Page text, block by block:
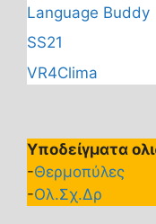
Language Buddy
SS21
VR4Clima
Υποδείγματα
-Θερμοπύλες
-Ολ.Σχ.Δρ